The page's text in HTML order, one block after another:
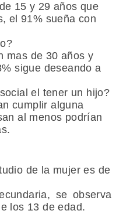
15 y 29 años que
el 91% sueña con
mas de 30 años y
sigue deseando a
el tener un hijo?
cumplir alguna
al menos podrían
de la mujer es de
se observa
los 13 de edad.